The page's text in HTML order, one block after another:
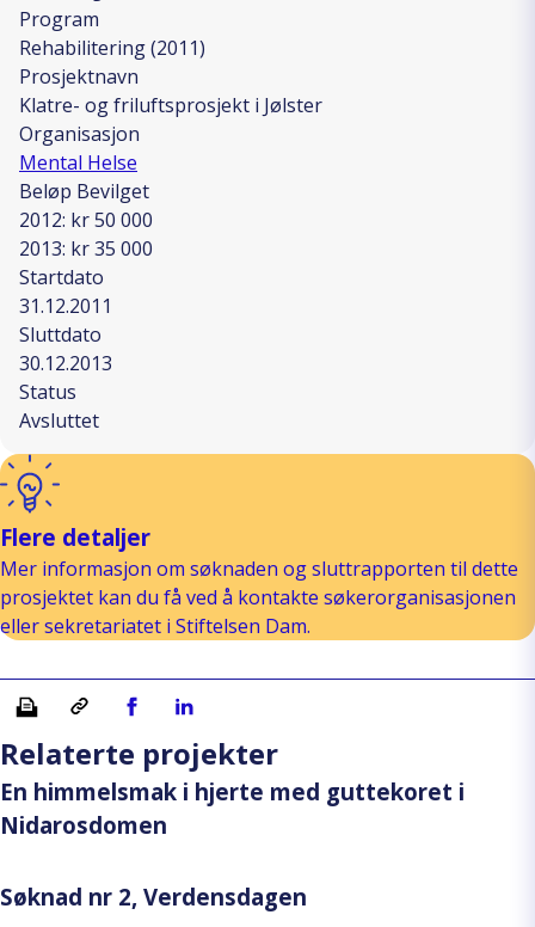
Program
Rehabilitering (2011)
Prosjektnavn
Klatre- og friluftsprosjekt i Jølster
Organisasjon
Mental Helse
Beløp Bevilget
2012: kr 50 000
2013: kr 35 000
Startdato
31.12.2011
Sluttdato
30.12.2013
Status
Avsluttet
Flere detaljer
Mer informasjon om søknaden og sluttrapporten til dette
prosjektet kan du få ved å kontakte søkerorganisasjonen
eller sekretariatet i Stiftelsen Dam.
Skriv ut Kopiera länkDel på Facebook
Del på Linkedin
Relaterte projekter
En himmelsmak i hjerte med guttekoret i
Nidarosdomen
Søknad nr 2, Verdensdagen